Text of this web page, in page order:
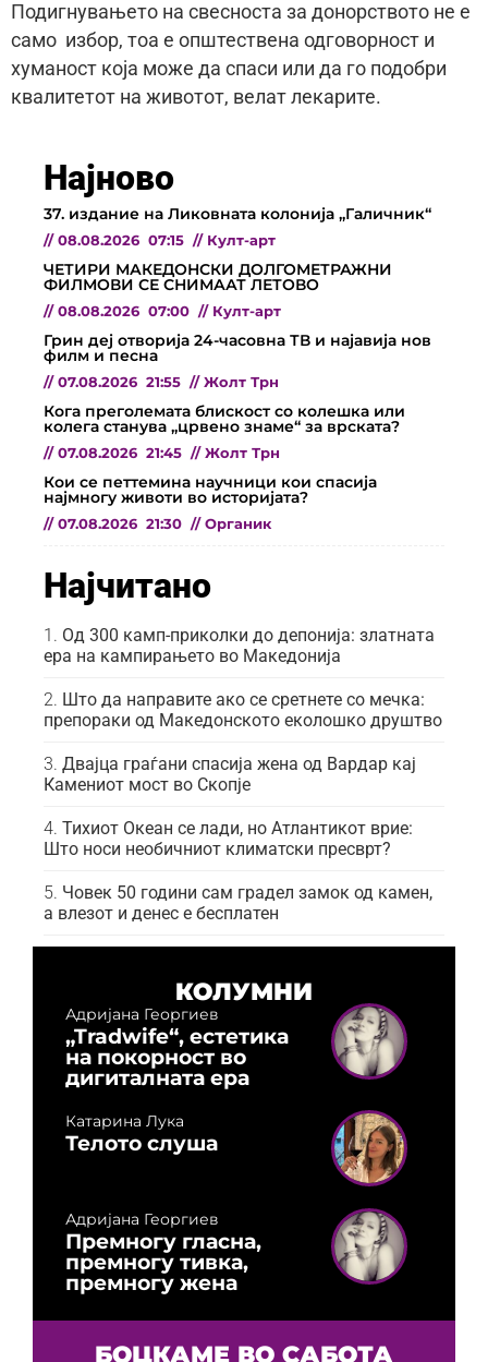
Подигнувањето на свесноста за донорството не е
само избор, тоа е општествена одговорност и
хуманост која може да спаси или да го подобри
квалитетот на животот, велат лекарите.
Најново
37. издание на Ликовната колонија „Галичник“
// 08.08.2026 07:15 // Култ-арт
ЧЕТИРИ МАКЕДОНСКИ ДОЛГОМЕТРАЖНИ
ФИЛМОВИ СЕ СНИМААТ ЛЕТОВО
// 08.08.2026 07:00 // Култ-арт
Грин деј отворија 24-часовна ТВ и најавија нов
филм и песна
// 07.08.2026 21:55 // Жолт Трн
Кога преголемата блискост со колешка или
колега станува „црвено знаме“ за врската?
// 07.08.2026 21:45 // Жолт Трн
Кои се петтемина научници кои спасија
најмногу животи во историјата?
// 07.08.2026 21:30 // Органик
Најчитано
Од 300 камп-приколки до депонија: златната
ера на кампирањето во Македонија
Што да направите ако се сретнете со мечка:
препораки од Македонското еколошко друштво
Двајца граѓани спасија жена од Вардар кај
Камениот мост во Скопје
Тихиот Океан се лади, но Атлантикот врие:
Што носи необичниот климатски пресврт?
Човек 50 години сам градел замок од камен,
а влезот и денес е бесплатен
КОЛУМНИ
Адријана Георгиев
„Tradwife“, естетика
на покорност во
дигиталната ера
Катарина Лука
Телото слуша
Адријана Георгиев
Премногу гласна,
премногу тивка,
премногу жена
БОЦКАМЕ ВО САБОТА